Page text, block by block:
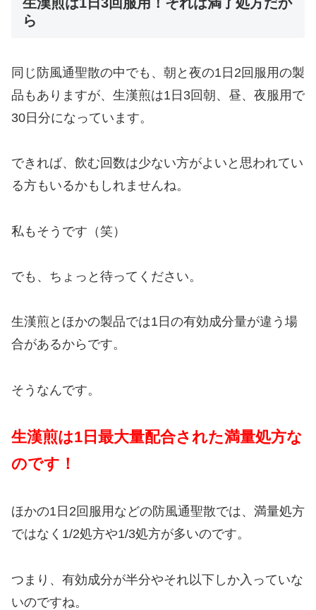
ら
同じ防風通聖散の中でも、朝と夜の1日2回服用の製
品もありますが、生漢煎は1日3回朝、昼、夜服用で
30日分になっています。
できれば、飲む回数は少ない方がよいと思われてい
る方もいるかもしれませんね。
私もそうです（笑）
でも、ちょっと待ってください。
生漢煎とほかの製品では1日の有効成分量が違う場
合があるからです。
そうなんです。
生漢煎は1日最大量配合された満量処方な
のです！
ほかの1日2回服用などの防風通聖散では、満量処方
ではなく1/2処方や1/3処方が多いのです。
つまり、有効成分が半分やそれ以下しか入っていな
いのですね。